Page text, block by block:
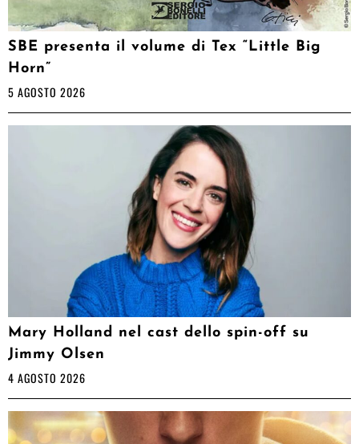
SBE presenta il volume di Tex “Little Big
Horn”
5 AGOSTO 2026
Mary Holland nel cast dello spin-off su
Jimmy Olsen
4 AGOSTO 2026